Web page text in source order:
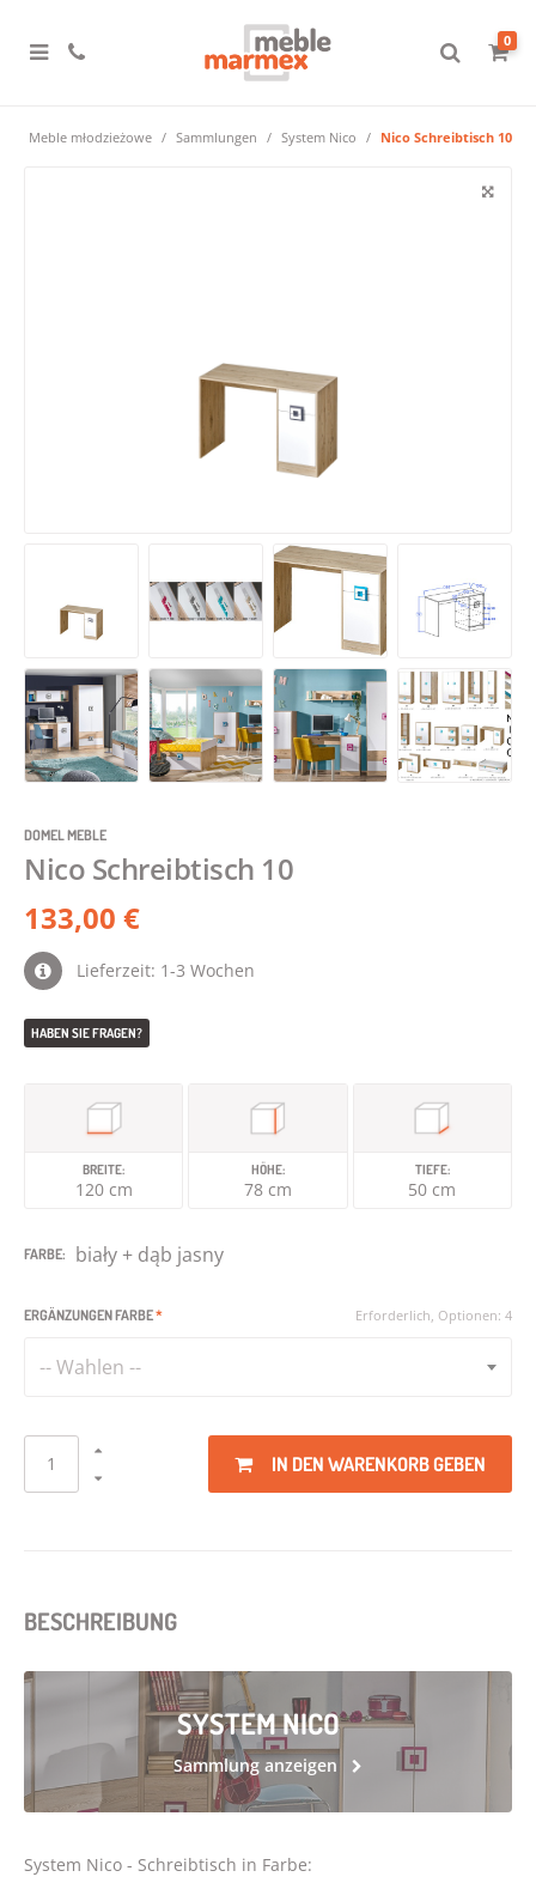
0
Meble młodzieżowe Sammlungen System Nico Nico Schreibtisch 10
DOMEL MEBLE
Nico Schreibtisch 10
133,00 €
Lieferzeit: 1-3 Wochen
HABEN SIE FRAGEN?
BREITE:
120 cm
HÖHE:
78 cm
TIEFE:
50 cm
FARBE: biały + dąb jasny
ERGÄNZUNGEN FARBE* Erforderlich, Optionen: 4
-- Wahlen --
IN DEN WARENKORB GEBEN
BESCHREIBUNG
SYSTEM NICO
Sammlung anzeigen
System Nico - Schreibtisch in Farbe: